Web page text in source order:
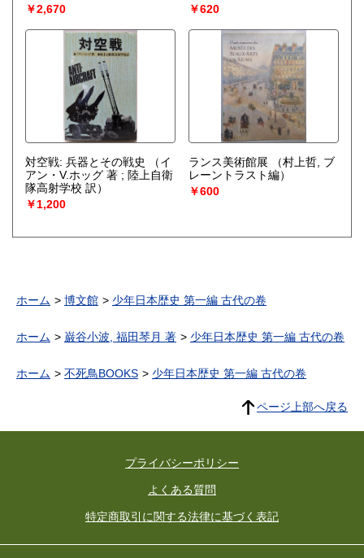
￥2,670
￥620
対空戦: 兵器とその戦史
（イ
アン・V.ホッグ 著 ; 陸上自衛
隊高射学校 訳）
￥1,200
ランス美術館展
（村上哲, ブ
レーントラスト編）
￥600
ホーム 博文館 少年日本歴史 第一編 古代の卷
ホーム 巌谷小波, 福田琴月 著 少年日本歴史 第一編 古代の卷
ホーム 不死鳥BOOKS 少年日本歴史 第一編 古代の卷
ページ上部へ戻る
プライバシーポリシー
よくある質問
特定商取引に関する法律に基づく表記